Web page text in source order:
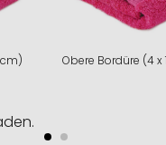
cm) Obere Bordüre (4 x